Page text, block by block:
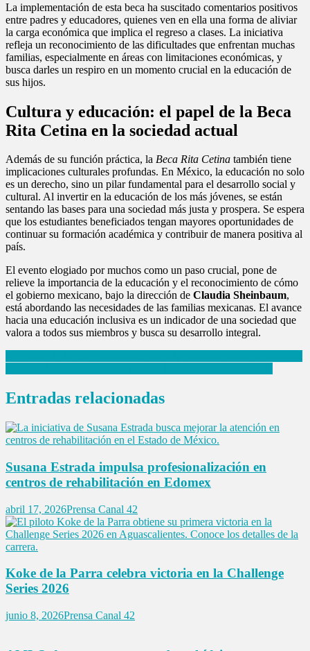
La implementación de esta beca ha suscitado comentarios positivos
entre padres y educadores, quienes ven en ella una forma de aliviar
la carga económica que implica el regreso a clases. La iniciativa
refleja un reconocimiento de las dificultades que enfrentan muchas
familias, especialmente en áreas con limitaciones económicas, y
busca darles un respiro en un momento crucial en la educación de
sus hijos.
Cultura y educación: el papel de la Beca
Rita Cetina en la sociedad actual
Además de su función práctica, la Beca Rita Cetina también tiene
implicaciones culturales profundas. En México, la educación no solo
es un derecho, sino un pilar fundamental para el desarrollo social y
cultural. Al invertir en la educación de los más jóvenes, se están
sentando las bases para una sociedad más justa y prospera. Se espera
que los estudiantes beneficiados tengan mayores oportunidades de
continuar su formación académica y contribuir de manera positiva al
país.
El evento elogiado por muchos como un paso crucial, pone de
relieve la importancia de la educación y el reconocimiento de cómo
el gobierno mexicano, bajo la dirección de Claudia Sheinbaum,
está abordando las necesidades de las familias mexicanas. El avance
hacia una educación inclusiva es un indicador de una sociedad que
valora a todos sus miembros y busca su desarrollo integral.
Navegación
de
entradas
Entradas relacionadas
Susana Estrada impulsa profesionalización en
centros de rehabilitación en Edomex
abril 17, 2026Prensa Canal 42
Koke de la Parra celebra victoria en la Challenge
Series 2026
junio 8, 2026Prensa Canal 42